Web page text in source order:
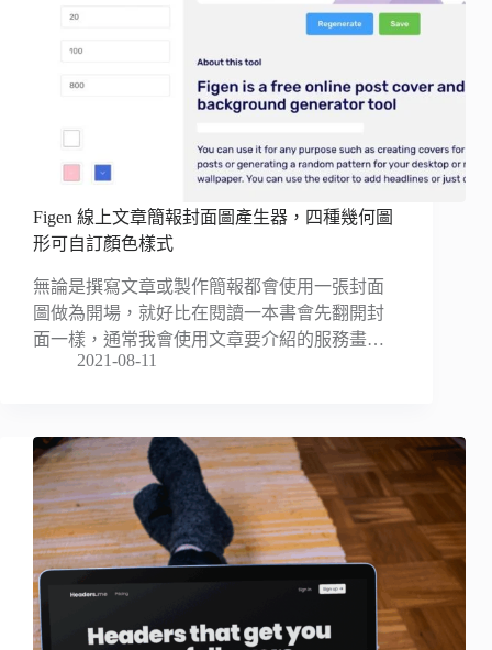
Figen 線上文章簡報封面圖產生器，四種幾何圖
形可自訂顏色樣式
無論是撰寫文章或製作簡報都會使用一張封面
圖做為開場，就好比在閱讀一本書會先翻開封
面一樣，通常我會使用文章要介紹的服務畫…
2021-08-11